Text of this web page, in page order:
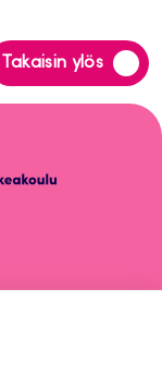
Takaisin ylös
Siirry
takaisin